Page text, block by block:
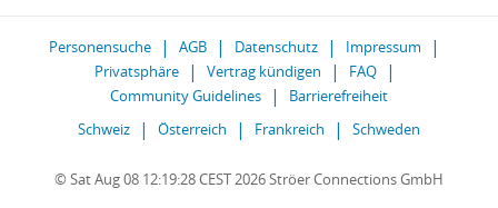
Personensuche AGB Datenschutz
Impressum
Privatsphäre
Vertrag kündigen
FAQ
Community Guidelines
Barrierefreiheit
Schweiz
Österreich Frankreich Schweden
© Sat Aug 08 12:19:28 CEST 2026 Ströer Connections GmbH